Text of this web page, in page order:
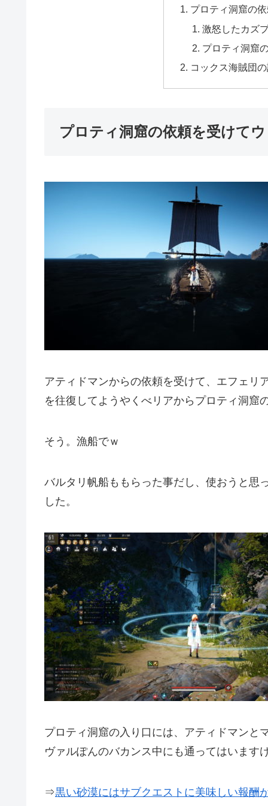
プロティ洞窟の
激怒したカズ
プロティ洞窟
コックス海賊団
プロティ洞窟の依頼を受けて
アティドマンからの依頼を受けて、エフェリ
を往復してようやくべリアからプロティ洞窟
そう。漁船でｗ
バルタリ帆船ももらった事だし、使おうと思
した。
プロティ洞窟の入り口には、アティドマンと
ヴァルぽんのバカンス中にも通ってはいます
⇒黒い砂漠にはサブクエストに美味しい報酬